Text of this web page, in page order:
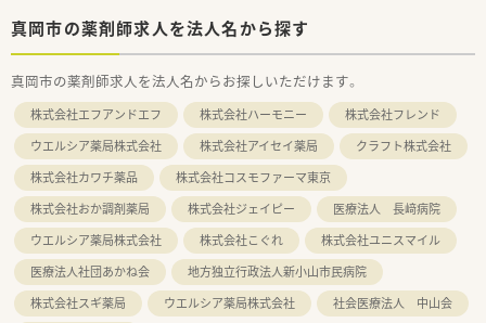
真岡市の薬剤師求人を法人名から探す
真岡市の薬剤師求人を法人名からお探しいただけます。
株式会社エフアンドエフ 株式会社ハーモニー
株式会社フレンド
ウエルシア薬局株式会社
株式会社アイセイ薬局
クラフト株式会社
株式会社カワチ薬品
株式会社コスモファーマ東京
株式会社おか調剤薬局
株式会社ジェイピー
医療法人 長﨑病院
ウエルシア薬局株式会社
株式会社こぐれ
株式会社ユニスマイル
医療法人社団あかね会
地方独立行政法人新小山市民病院
株式会社スギ薬局
ウエルシア薬局株式会社
社会医療法人 中山会